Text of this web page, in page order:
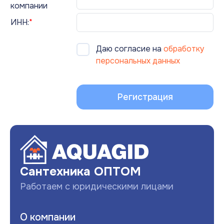
компании
ИНН:*
Даю согласие на обработку
персональных данных
Сантехника ОПТОМ
Работаем с юридическими лицами
О компании